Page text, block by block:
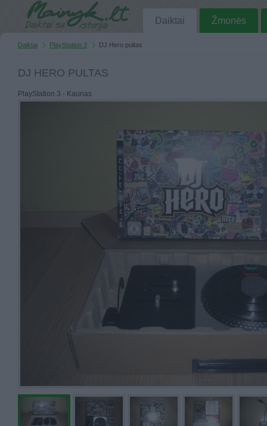
Daiktai Žmonės
Daiktai PlayStation 3 DJ Hero pultas
DJ HERO PULTAS
PlayStation 3 - Kaunas